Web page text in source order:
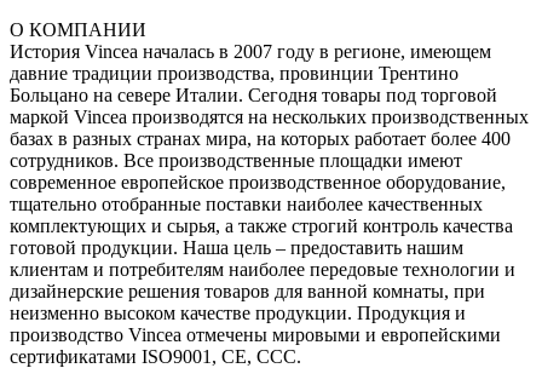
О КОМПАНИИ
История Vincea началась в 2007 году в регионе, имеющем
давние традиции производства, провинции Трентино
Больцано на севере Италии. Сегодня товары под торговой
маркой Vincea производятся на нескольких производственных
базах в разных странах мира, на которых работает более 400
сотрудников. Все производственные площадки имеют
современное европейское производственное оборудование,
тщательно отобранные поставки наиболее качественных
комплектующих и сырья, а также строгий контроль качества
готовой продукции. Наша цель – предоставить нашим
клиентам и потребителям наиболее передовые технологии и
дизайнерские решения товаров для ванной комнаты, при
неизменно высоком качестве продукции. Продукция и
производство Vincea отмечены мировыми и европейскими
сертификатами ISO9001, CE, CCC.